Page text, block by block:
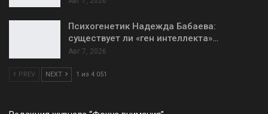
Психогенетик Надежда Бабаева:
существует ли «ген интеллекта»…
Авг 7, 2026
PREV NEXT 1 из 4 051